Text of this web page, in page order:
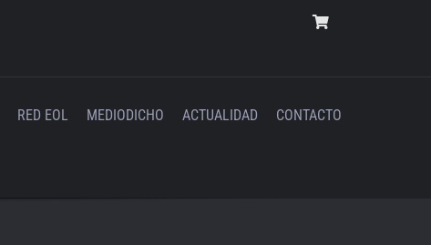
RED EOL MEDIODICHO ACTUALIDAD CONTACTO